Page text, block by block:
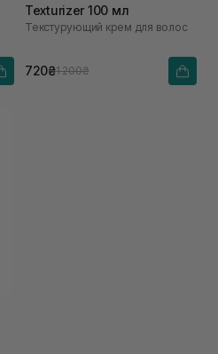
Texturizer 100 мл
Текстурующий крем для волос
720₴1 200₴